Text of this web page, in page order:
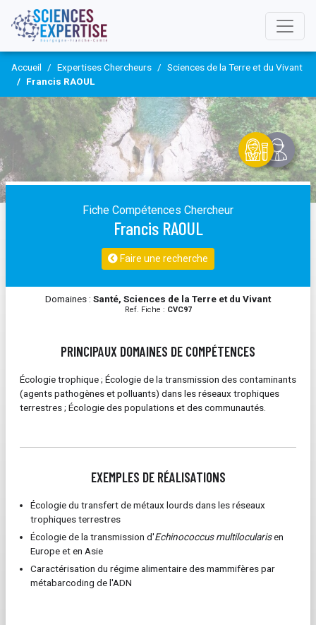
Accueil Expertises Chercheurs
Sciences de la Terre et du Vivant
Francis RAOUL
Fiche Compétences Chercheur
Francis RAOUL
Faire une recherche
Domaines : Santé, Sciences de la Terre et du Vivant
Ref. Fiche : CVC97
PRINCIPAUX DOMAINES DE COMPÉTENCES
Écologie trophique ; Écologie de la transmission des contaminants
(agents pathogènes et polluants) dans les réseaux trophiques
terrestres ; Écologie des populations et des communautés.
EXEMPLES DE RÉALISATIONS
Écologie du transfert de métaux lourds dans les réseaux
trophiques terrestres
Écologie de la transmission d'Echinococcus multilocularisen
Europe et en Asie
Caractérisation du régime alimentaire des mammifères par
métabarcoding de l'ADN